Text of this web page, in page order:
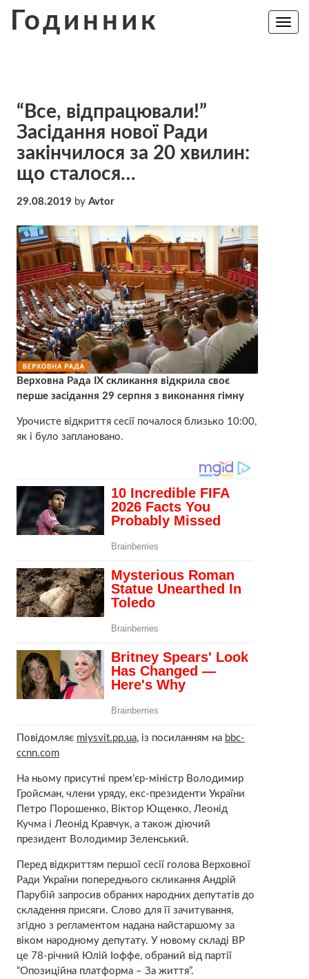
Годинник
Toggle
“Все, відпрацювали!”
Засідання нової Ради
закінчилося за 20 хвилин:
що сталося…
29.08.2019 by Avtor
Верховна Рада IX скликання відкрила своє
перше засідання 29 серпня з виконання гімну
Урочисте відкриття сесії почалося близько 10:00,
як і було заплановано.
Повідомляє miysvit.pp.ua, із посиланням на bbc-
ccnn.com
На ньому присутні прем’єр-міністр Володимир
Гройсман, члени уряду, екс-президенти України
Петро Порошенко, Віктор Ющенко, Леонід
Кучма і Леонід Кравчук, а також діючий
президент Володимир Зеленський.
Перед відкриттям першої сесії голова Верховної
Ради України попереднього скликання Андрій
Парубій запросив обраних народних депутатів до
складення присяги. Слово для її зачитування,
згідно з регламентом надана найстаршому за
віком народному депутату. У новому складі ВР
це 78-річний Юлій Іоффе, обраний від партії
“Опозиційна платформа – За життя”.